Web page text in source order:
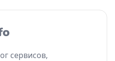
сервисов,